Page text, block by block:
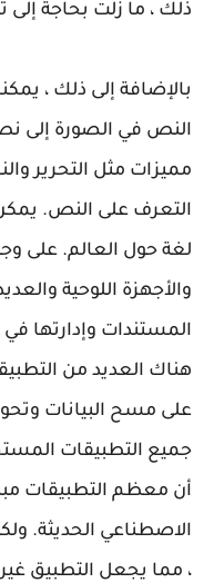
ذلك ، ما زلت بحاجة
بالإضافة إلى ذلك ،
النص في الصورة إلى
مميزات مثل التحرير
لغة حول العالم. على
والأجهزة اللوحية
المستندات وإدارتها
هناك العديد من
على مسح البيانات
جميع التطبيقات
أن معظم التطبيقات
الاصطناعي الحديثة.
، مما يجعل التطبيق غير